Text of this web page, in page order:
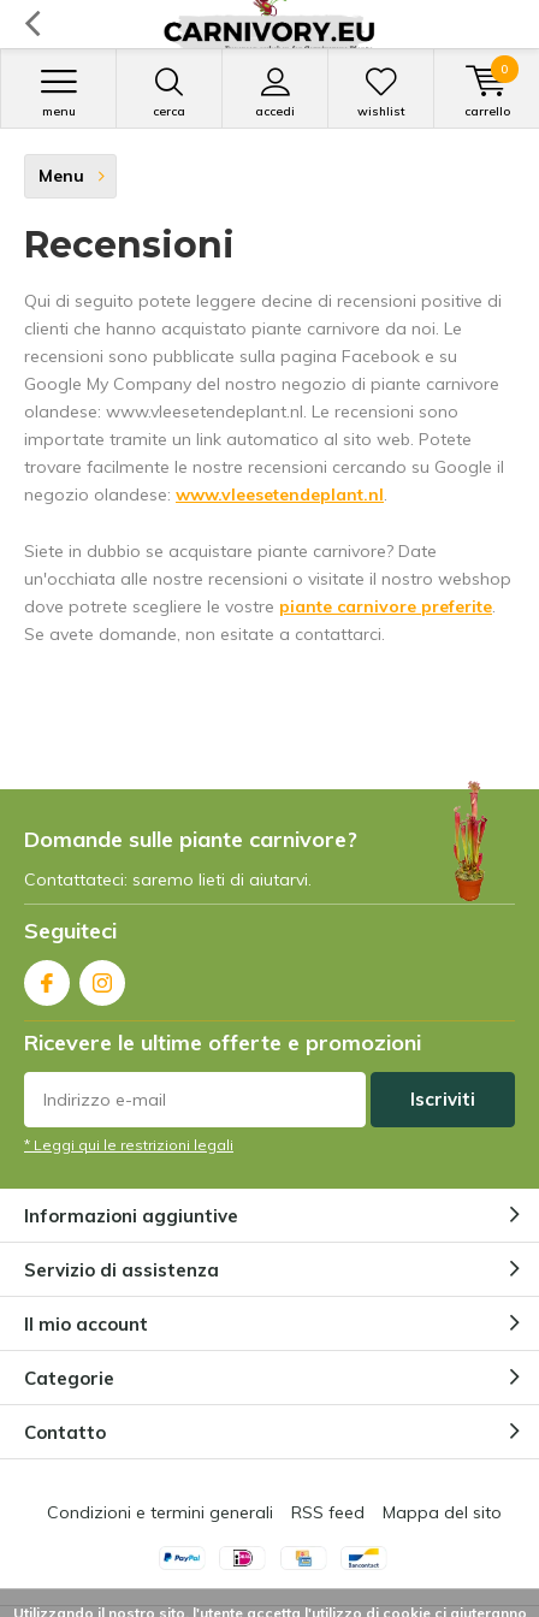
cerca accedi
menu wishlist carrello
0
Menu
Recensioni
Qui di seguito potete leggere decine di recensioni positive di
clienti che hanno acquistato piante carnivore da noi. Le
recensioni sono pubblicate sulla pagina Facebook e su
Google My Company del nostro negozio di piante carnivore
olandese: www.vleesetendeplant.nl. Le recensioni sono
importate tramite un link automatico al sito web. Potete
trovare facilmente le nostre recensioni cercando su Google il
negozio olandese: www.vleesetendeplant.nl.
Siete in dubbio se acquistare piante carnivore? Date
un'occhiata alle nostre recensioni o visitate il nostro webshop
dove potrete scegliere le vostre piante carnivore preferite.
Se avete domande, non esitate a contattarci.
Domande sulle piante carnivore?
Contattateci: saremo lieti di aiutarvi.
Seguiteci
Ricevere le ultime offerte e promozioni
Iscriviti
* Leggi qui le restrizioni legali
Informazioni aggiuntive
Servizio di assistenza
Il mio account
Categorie
Contatto
Condizioni e termini generali RSS feed Mappa del sito
Utilizzando il nostro sito, l'utente accetta l'utilizzo di cookie ci aiuteranno